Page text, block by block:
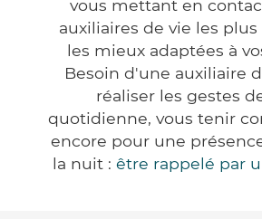
vous mettant en
auxiliaires de vie les
les mieux adaptées à
Besoin d'une auxiliaire
réaliser les gestes
quotidienne, vous tenir
encore pour une
la nuit : être rappelé par